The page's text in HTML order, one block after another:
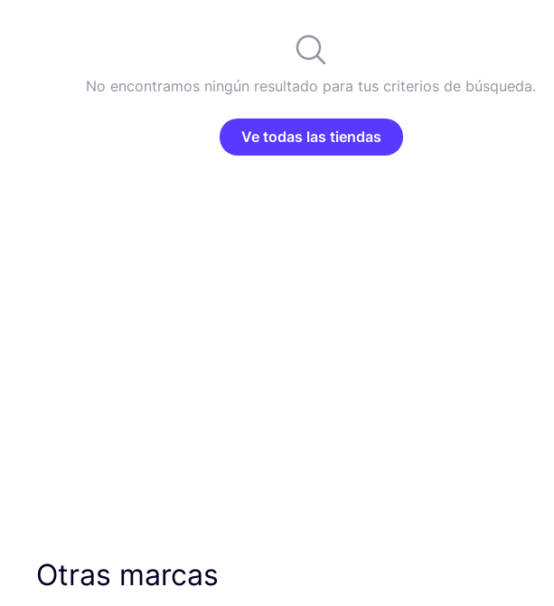
No encontramos ningún resultado para tus criterios de búsqueda.
Ve todas las tiendas
Otras marcas